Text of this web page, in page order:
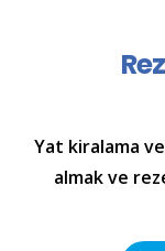
Yat kiralama
almak ve